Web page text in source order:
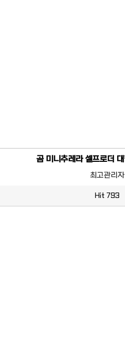
곰 미니추레라 셀프로더
최고관리자
Hit 793